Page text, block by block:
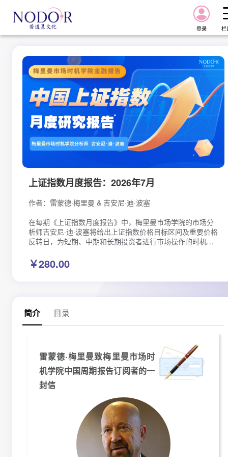
首页
报告
课程
星图
星图Pro
资讯
咨询
ISAR认证
登录 栏
上证指数月度报告：2026年7月
作者：雷蒙德·梅里曼 & 吉安尼·迪·波塞
在每期《上证指数月度报告》中，梅里曼市场学院的市场分
析师吉安尼·迪·波塞将给出上证指数价格目标区间及重要价格
反转日，为短期、中期和长期投资者进行市场操作的时机提
￥280.00
简介 目录
雷蒙德·梅里曼致梅里曼市场时
机学院中国周期报告订阅者的一
封信